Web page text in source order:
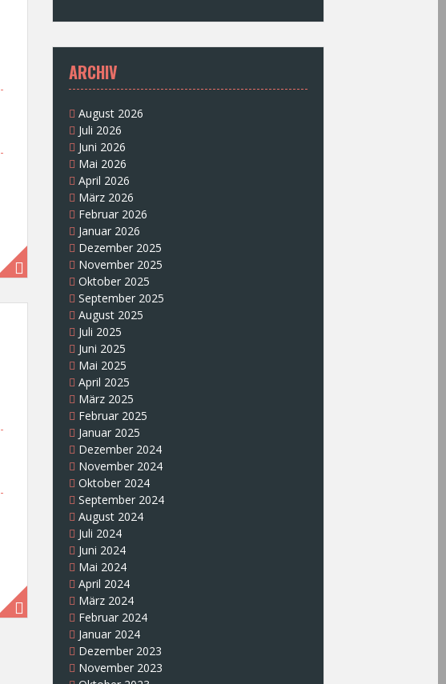
ARCHIV
August 2026
Juli 2026
Juni 2026
Mai 2026
April 2026
März 2026
Februar 2026
Januar 2026
Dezember 2025
November 2025
Oktober 2025
September 2025
August 2025
Juli 2025
Juni 2025
Mai 2025
April 2025
März 2025
Februar 2025
Januar 2025
Dezember 2024
November 2024
Oktober 2024
September 2024
August 2024
Juli 2024
Juni 2024
Mai 2024
April 2024
März 2024
Februar 2024
Januar 2024
Dezember 2023
November 2023